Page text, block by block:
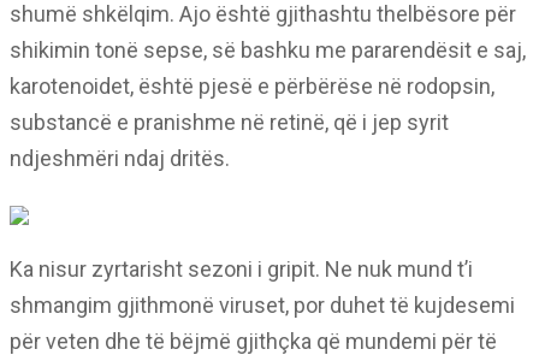
shumë shkëlqim. Ajo është gjithashtu thelbësore për
shikimin tonë sepse, së bashku me pararendësit e saj,
karotenoidet, është pjesë e përbërëse në rodopsin,
substancë e pranishme në retinë, që i jep syrit
ndjeshmëri ndaj dritës.
Ka nisur zyrtarisht sezoni i gripit. Ne nuk mund t’i
shmangim gjithmonë viruset, por duhet të kujdesemi
për veten dhe të bëjmë gjithçka që mundemi për të